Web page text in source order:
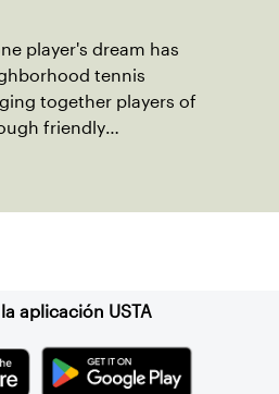
player's dream has
tennis
together players of
friendly
aplicación USTA